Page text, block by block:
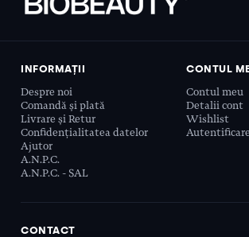
INFORMAȚII
Despre noi
Comandă și plată
Livrare și Retur
Confidențialitatea datelor
Ajutor
A.N.P.C.
A.N.P.C. - SAL
CONTUL
Contul meu
Detalii cont
Wishlist
Autentificare
CONTACT